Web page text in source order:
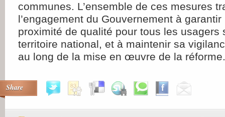
communes. L’ensemble de ces mesures
l’engagement du Gouvernement à
proximité de qualité pour tous les usagers
territoire national, et à maintenir sa
au long de la mise en œuvre de la réforme.
Share